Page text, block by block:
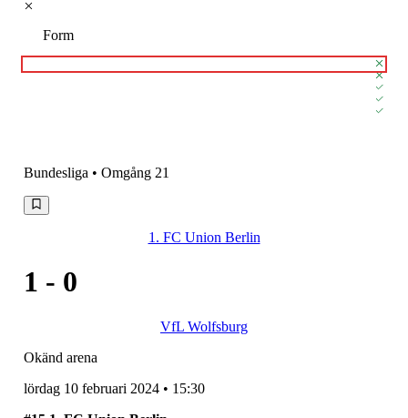
Form
Bundesliga • Omgång 21
1. FC Union Berlin
1 - 0
VfL Wolfsburg
Okänd arena
lördag 10 februari 2024 • 15:30